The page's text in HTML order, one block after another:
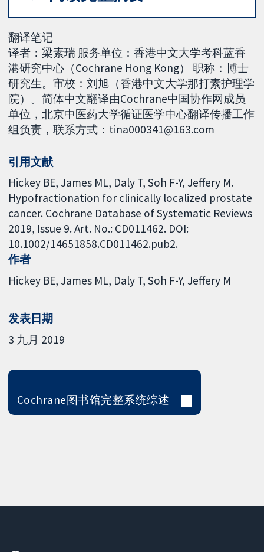
翻译笔记
译者：梁素瑞 服务单位：香港中文大学考科蓝香
港研究中心（Cochrane Hong Kong） 职称：博士
研究生。审校：刘旭（香港中文大学那打素护理学
院）。简体中文翻译由Cochrane中国协作网成员
单位，北京中医药大学循证医学中心翻译传播工作
组负责，联系方式：tina000341@163.com
引用文献
Hickey BE, James ML, Daly T, Soh F-Y, Jeffery M.
Hypofractionation for clinically localized prostate
cancer. Cochrane Database of Systematic Reviews
2019, Issue 9. Art. No.: CD011462. DOI:
10.1002/14651858.CD011462.pub2.
作者
Hickey BE James ML Daly T Soh F-Y Jeffery M
发表日期
3 九月 2019
Cochrane图书馆完整系统综述